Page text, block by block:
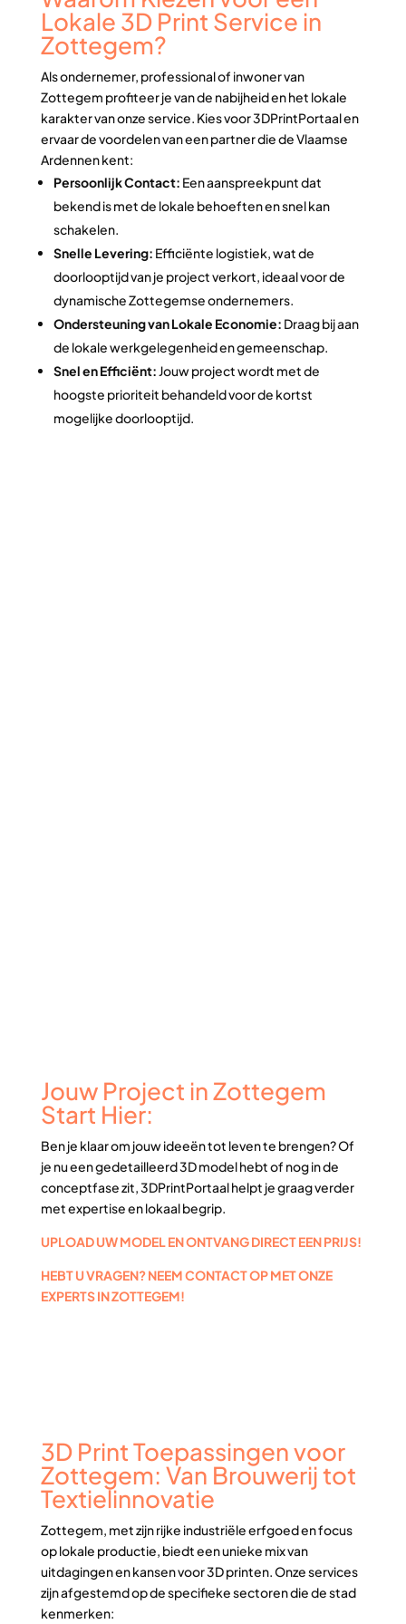
Lokale 3D Print Service in
Zottegem?
Als ondernemer, professional of inwoner van
Zottegem profiteer je van de nabijheid en het lokale
karakter van onze service. Kies voor 3DPrintPortaal en
ervaar de voordelen van een partner die de Vlaamse
Ardennen kent:
Persoonlijk Contact: Een aanspreekpunt dat
bekend is met de lokale behoeften en snel kan
schakelen.
Snelle Levering: Efficiënte logistiek, wat de
doorlooptijd van je project verkort, ideaal voor de
dynamische Zottegemse ondernemers.
Ondersteuning van Lokale Economie: Draag bij aan
de lokale werkgelegenheid en gemeenschap.
Snel en Efficiënt:Jouw project wordt met de
hoogste prioriteit behandeld voor de kortst
mogelijke doorlooptijd.
Jouw Project in Zottegem
Start Hier:
Ben je klaar om jouw ideeën tot leven te brengen? Of
je nu een gedetailleerd 3D model hebt of nog in de
conceptfase zit, 3DPrintPortaal helpt je graag verder
met expertise en lokaal begrip.
UPLOAD UW MODEL EN ONTVANG DIRECT EEN PRIJS!
HEBT U VRAGEN? NEEM CONTACT OP MET ONZE
EXPERTS IN ZOTTEGEM!
3D Print Toepassingen voor
Zottegem: Van Brouwerij tot
Textielinnovatie
Zottegem, met zijn rijke industriële erfgoed en focus
op lokale productie, biedt een unieke mix van
uitdagingen en kansen voor 3D printen. Onze services
zijn afgestemd op de specifieke sectoren die de stad
kenmerken: